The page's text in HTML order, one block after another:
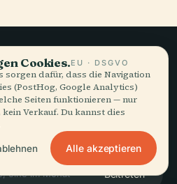
Reisen,
Beitreten
Cookies.EU · DSGVO
sorgen dafür, dass die Navigation
(PostHog, Google Analytics)
Seiten funktionieren — nur
Verkauf. Du kannst dies
Alle akzeptieren